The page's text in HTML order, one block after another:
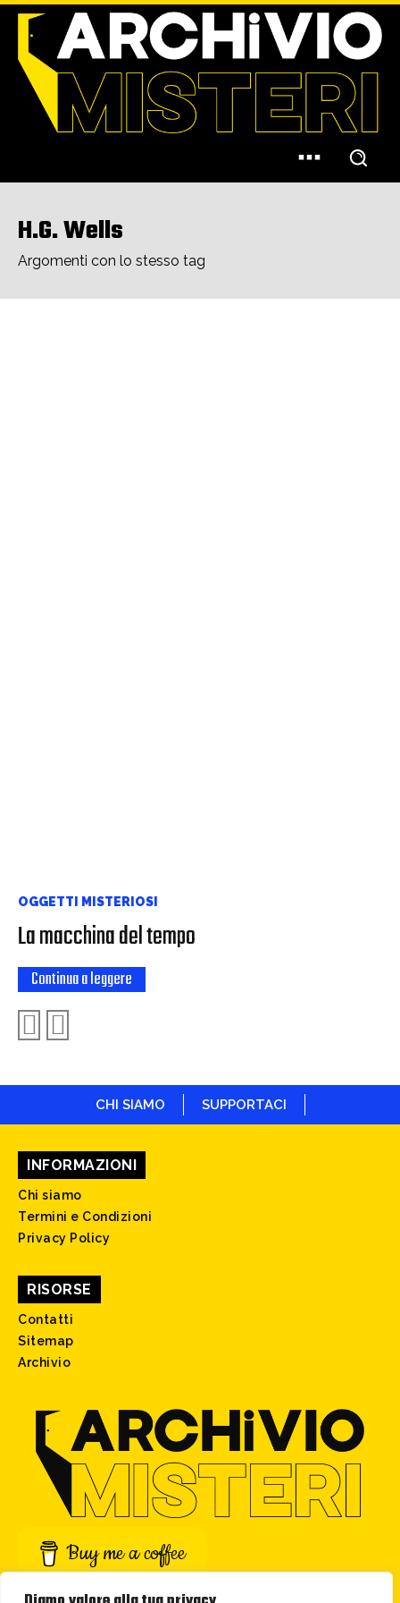
H.G. Wells
Argomenti con lo stesso tag
OGGETTI MISTERIOSI
La macchina del tempo
Continua a leggere
CHI SIAMO SUPPORTACI
INFORMAZIONI
Chi siamo
Termini e Condizioni
Privacy Policy
RISORSE
Contatti
Sitemap
Archivio
Buy me a coffee